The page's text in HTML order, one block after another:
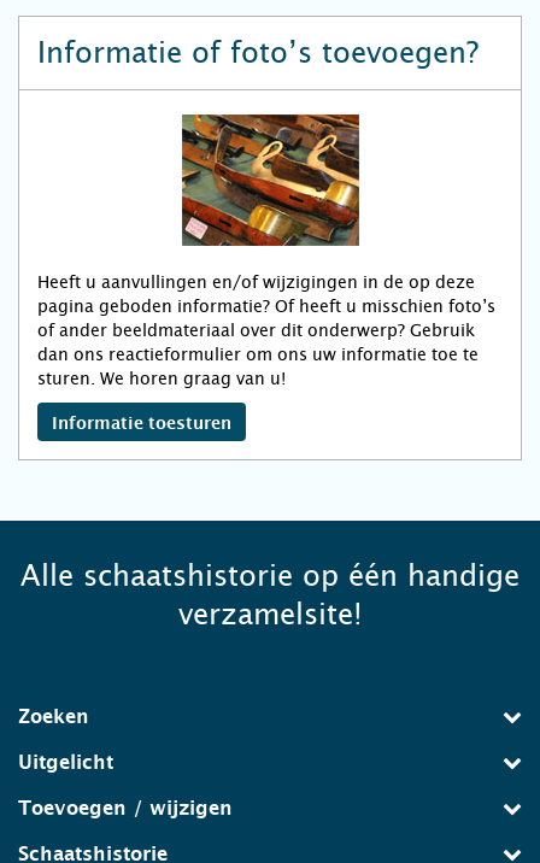
Informatie of foto’s toevoegen?
Heeft u aanvullingen en/of wijzigingen in de op deze
pagina geboden informatie? Of heeft u misschien foto’s
of ander beeldmateriaal over dit onderwerp? Gebruik
dan ons reactieformulier om ons uw informatie toe te
sturen. We horen graag van u!
Informatie toesturen
Alle schaatshistorie op één handige
verzamelsite!
Zoeken
Uitgelicht
Toevoegen / wijzigen
Schaatshistorie